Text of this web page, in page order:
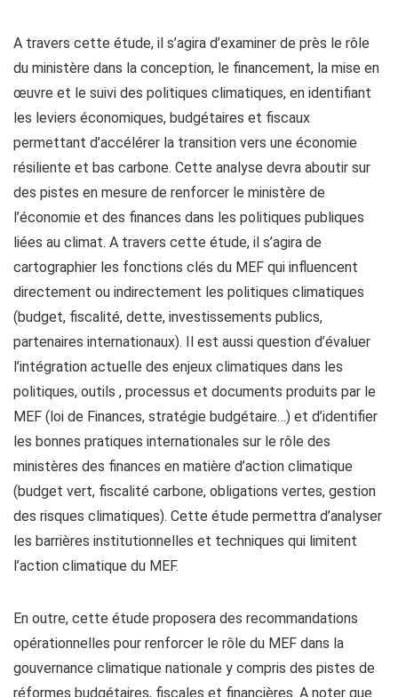
A travers cette étude, il s’agira d’examiner de près le rôle
du ministère dans la conception, le financement, la mise en
œuvre et le suivi des politiques climatiques, en identifiant
les leviers économiques, budgétaires et fiscaux
permettant d’accélérer la transition vers une économie
résiliente et bas carbone. Cette analyse devra aboutir sur
des pistes en mesure de renforcer le ministère de
l’économie et des finances dans les politiques publiques
liées au climat. A travers cette étude, il s’agira de
cartographier les fonctions clés du MEF qui influencent
directement ou indirectement les politiques climatiques
(budget, fiscalité, dette, investissements publics,
partenaires internationaux). Il est aussi question d’évaluer
l’intégration actuelle des enjeux climatiques dans les
politiques, outils , processus et documents produits par le
MEF (loi de Finances, stratégie budgétaire…) et d’identifier
les bonnes pratiques internationales sur le rôle des
ministères des finances en matière d’action climatique
(budget vert, fiscalité carbone, obligations vertes, gestion
des risques climatiques). Cette étude permettra d’analyser
les barrières institutionnelles et techniques qui limitent
l’action climatique du MEF.
En outre, cette étude proposera des recommandations
opérationnelles pour renforcer le rôle du MEF dans la
gouvernance climatique nationale y compris des pistes de
réformes budgétaires, fiscales et financières. A noter que